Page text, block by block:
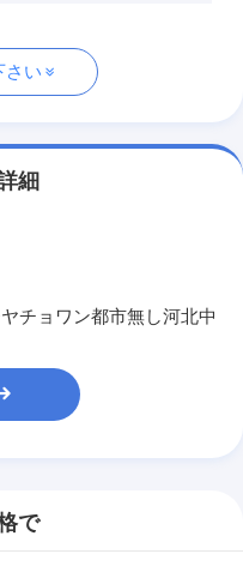
さい
細
チョワン都市無し河北中
で